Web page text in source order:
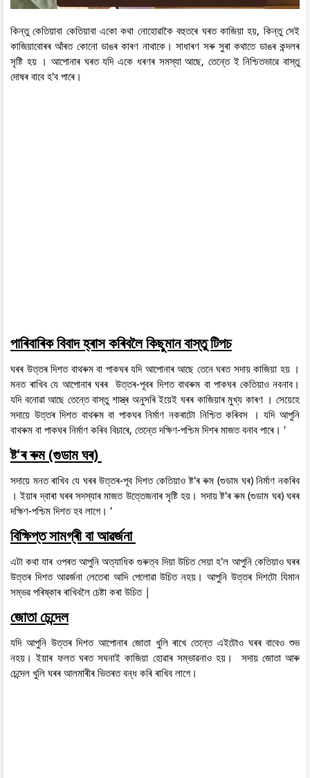
কিন্তু কেতিয়াবা কেতিয়াবা একো কথা নোহোৱাকৈ বহুতৰে ঘৰত কাজিয়া হয়, কিন্তু সেই
কাজিয়াবোৰৰ আঁৰত কোনো ডাঙৰ কাৰণ নাথাকে। সাধাৰণ সৰু সুৰা কথাতে ডাঙৰ কন্দলৰ
সৃষ্টি হয় । আপোনাৰ ঘৰত যদি একে ধৰণৰ সমস্যা আছে, তেন্তে ই নিশ্চিতভাৱে বাস্তু
দোষৰ বাবে হ'ব পাৰে।
পাৰিবাৰিক বিবাদ হ্ৰাস কৰিবলৈ কিছুমান বাস্তু টিপচ
ঘৰৰ উত্তৰ দিশত বাথৰুম বা পাকঘৰ যদি আপোনাৰ আছে তেনে ঘৰত সদায় কাজিয়া হয় ।
মনত ৰাখিব যে আপোনাৰ ঘৰৰ উত্তৰ-পূবৰ দিশত বাথৰুম বা পাকঘৰ কেতিয়াও নবনাব।
যদি বনোৱা আছে তেন্তে বাস্তু শাস্ত্ৰ অনুসৰি ইয়েই ঘৰৰ কাজিয়াৰ মুখ্য কাৰণ । সেয়েহে
সদায়ে উত্তৰ দিশত বাথৰুম বা পাকঘৰ নিৰ্মাণ নকৰাটো নিশ্চিত কৰিবস । যদি আপুনি
বাথৰুম বা পাকঘৰ নিৰ্মাণ কৰিব বিচাৰে, তেন্তে দক্ষিণ-পশ্চিম দিশৰ মাজত বনাব পাৰে। '
ষ্ট'ৰ ৰুম (গুডাম ঘৰ)
সদায়ে মনত ৰাখিব যে ঘৰৰ উত্তৰ-পূব দিশত কেতিয়াও ষ্ট'ৰ ৰুম (গুডাম ঘৰ) নিৰ্মাণ নকৰিব
। ইয়াৰ দ্বাৰা ঘৰৰ সদস্যাৰ মাজত উত্তেজনাৰ সৃষ্টি হয়। সদায় ষ্ট'ৰ ৰুম (গুডাম ঘৰ) ঘৰৰ
দক্ষিণ-পশ্চিম দিশত হব লাগে। '
বিক্ষিপ্ত সামগ্ৰী বা আৱৰ্জনা
এটা কথা যাৰ ওপৰত আপুনি অত্যাধিক গুৰুত্ব দিয়া উচিত সেয়া হ'ল আপুনি কেতিয়াও ঘৰৰ
উত্তৰ দিশত আৱৰ্জনা লেতেৰা আদি পেলোৱা উচিত নহয়। আপুনি উত্তৰ দিশটো যিমান
সম্ভৱ পৰিষ্কাৰ ৰাখিবলৈ চেষ্টা কৰা উচিত |
জোতা চেন্দেল
যদি আপুনি উত্তৰ দিশত আপোনাৰ জোতা খুলি ৰাখে তেন্তে এইটোও ঘৰৰ বাবেও শুভ
নহয়। ইয়াৰ ফলত ঘৰত সঘনাই কাজিয়া হোৱাৰ সম্ভাৱনাও হয়। সদায় জোতা আৰু
চেন্দেল খুলি ঘৰৰ আলমাৰীৰ ভিতৰত বন্ধ কৰি ৰাখিব লাগে।